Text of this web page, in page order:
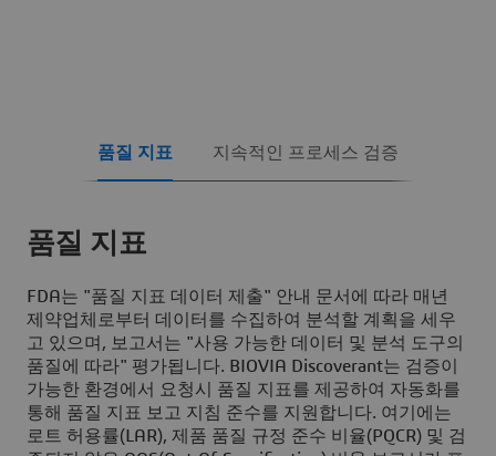
품질 지표 지속적인 프로세스 검증
품질 지표
FDA는 "품질 지표 데이터 제출" 안내 문서에 따라 매년
제약업체로부터 데이터를 수집하여 분석할 계획을 세우
고 있으며, 보고서는 "사용 가능한 데이터 및 분석 도구의
품질에 따라" 평가됩니다. BIOVIA Discoverant는 검증이
가능한 환경에서 요청시 품질 지표를 제공하여 자동화를
통해 품질 지표 보고 지침 준수를 지원합니다. 여기에는
로트 허용률(LAR), 제품 품질 규정 준수 비율(PQCR) 및 검